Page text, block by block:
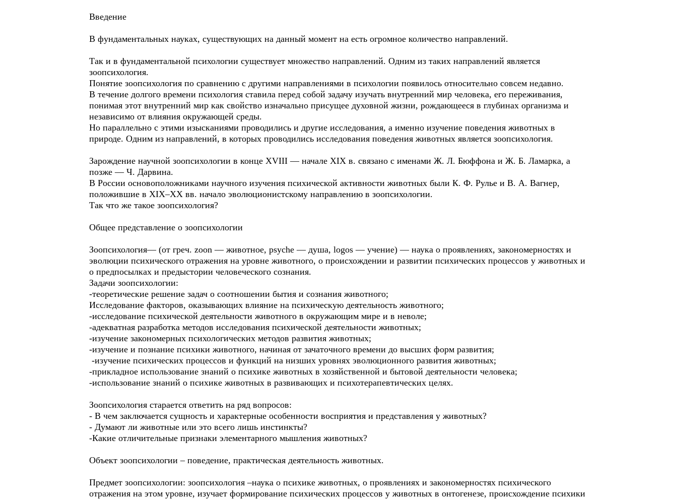
Введение
В фундаментальных науках, существующих на данный момент на есть огромное количество направлений.
Так и в фундаментальной психологии существует множество направлений. Одним из таких направлений является
зоопсихология.
Понятие зоопсихология по сравнению с другими направлениями в психологии появилось относительно совсем недавно.
В течение долгого времени психология ставила перед собой задачу изучать внутренний мир человека, его переживания,
понимая этот внутренний мир как свойство изначально присущее духовной жизни, рождающееся в глубинах организма и
независимо от влияния окружающей среды.
Но параллельно с этими изысканиями проводились и другие исследования, а именно изучение поведения животных в
природе. Одним из направлений, в которых проводились исследования поведения животных является зоопсихология.
Зарождение научной зоопсихологии в конце XVIII — начале XIX в. связано с именами Ж. Л. Бюффона и Ж. Б. Ламарка, а
позже — Ч. Дарвина.
В России основоположниками научного изучения психической активности животных были К. Ф. Рулье и В. А. Вагнер,
положившие в XIX–ХХ вв. начало эволюционистскому направлению в зоопсихологии.
Так что же такое зоопсихология?
Общее представление о зоопсихологии
Зоопсихология— (от греч. zoon — животное, psyche — душа, logos — учение) — наука о проявлениях, закономерностях и
эволюции психического отражения на уровне животного, о происхождении и развитии психических процессов у животных и
о предпосылках и предыстории человеческого сознания.
Задачи зоопсихологии:
-теоретические решение задач о соотношении бытия и сознания животного;
Исследование факторов, оказывающих влияние на психическую деятельность животного;
-исследование психической деятельности животного в окружающим мире и в неволе;
-адекватная разработка методов исследования психической деятельности животных;
-изучение закономерных психологических методов развития животных;
-изучение и познание психики животного, начиная от зачаточного времени до высших форм развития;
-изучение психических процессов и функций на низших уровнях эволюционного развития животных;
-прикладное использование знаний о психике животных в хозяйственной и бытовой деятельности человека;
-использование знаний о психике животных в развивающих и психотерапевтических целях.
Зоопсихология старается ответить на ряд вопросов:
- В чем заключается сущность и характерные особенности восприятия и представления у животных?
- Думают ли животные или это всего лишь инстинкты?
-Какие отличительные признаки элементарного мышления животных?
Объект зоопсихологии – поведение, практическая деятельность животных.
Предмет зоопсихологии: зоопсихология –наука о психике животных, о проявлениях и закономерностях психического
отражения на этом уровне, изучает формирование психических процессов у животных в онтогенезе, происхождение психики